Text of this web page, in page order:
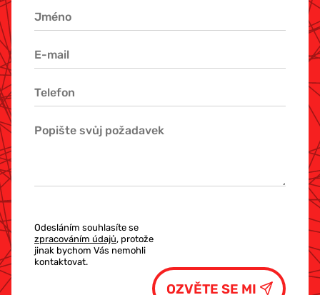
Odesláním souhlasíte se
zpracováním údajů, protože
jinak bychom Vás nemohli
kontaktovat.